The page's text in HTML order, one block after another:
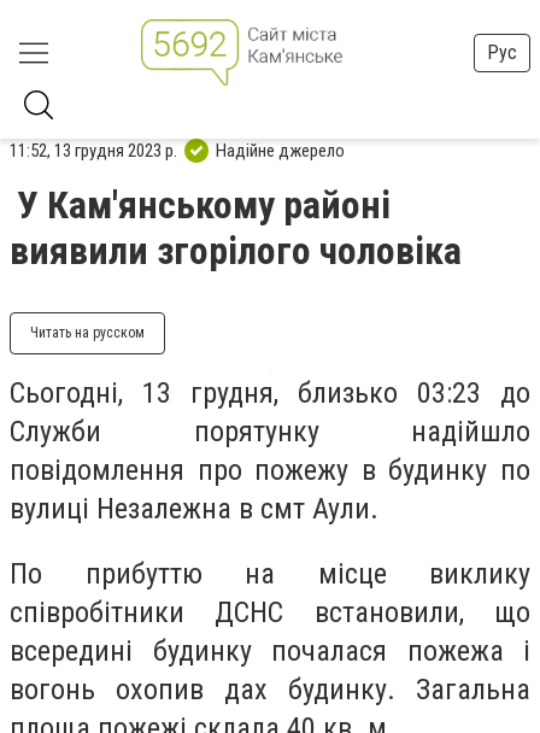
Рус
11:52, 13 грудня 2023 р. Надійне джерело
У Кам'янському районі
виявили згорілого чоловіка
Читать на русском
Сьогодні, 13 грудня, близько 03:23 до
Служби порятунку надійшло
повідомлення про пожежу в будинку по
вулиці Незалежна в смт Аули.
По прибуттю на місце виклику
співробітники ДСНС встановили, що
всередині будинку почалася пожежа і
вогонь охопив дах будинку. Загальна